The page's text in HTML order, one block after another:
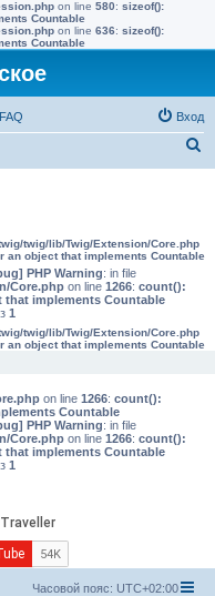
on line 580: sizeof():
Countable
on line 636: sizeof():
Countable
FAQ Вход
к
twig/lib/Twig/Extension/Core.php
an object that implements Countable
PHP Warning: in file
Core.phpon line 1266: count():
that implements Countable
1
twig/lib/Twig/Extension/Core.php
an object that implements Countable
on line 1266: count():
Countable
PHP Warning: in file
Core.phpon line 1266: count():
that implements Countable
1
Часовой пояс: UTC+02:00